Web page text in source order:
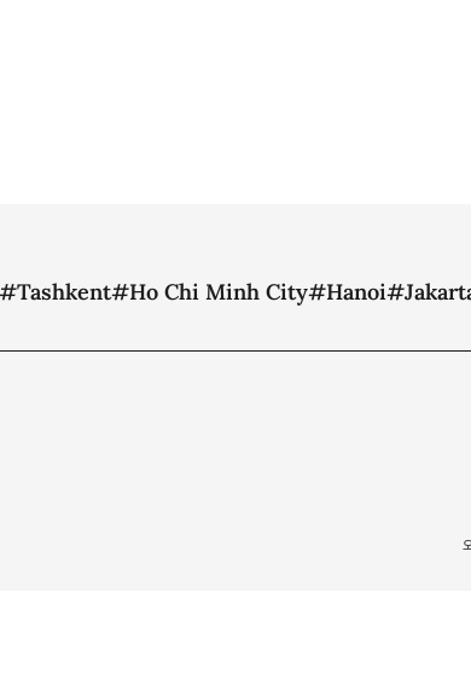
#Tashkent#Ho Chi Minh City#Hanoi